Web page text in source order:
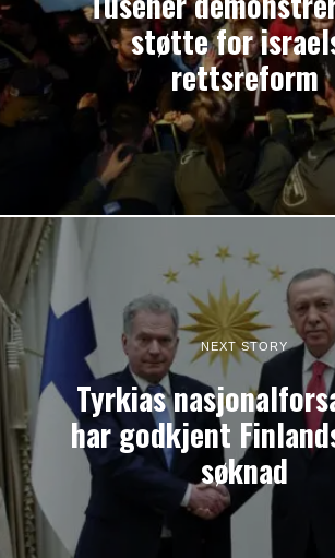
støtte for
rettsreform
NEXT STORY
Tyrkias
har godkjent
søknad